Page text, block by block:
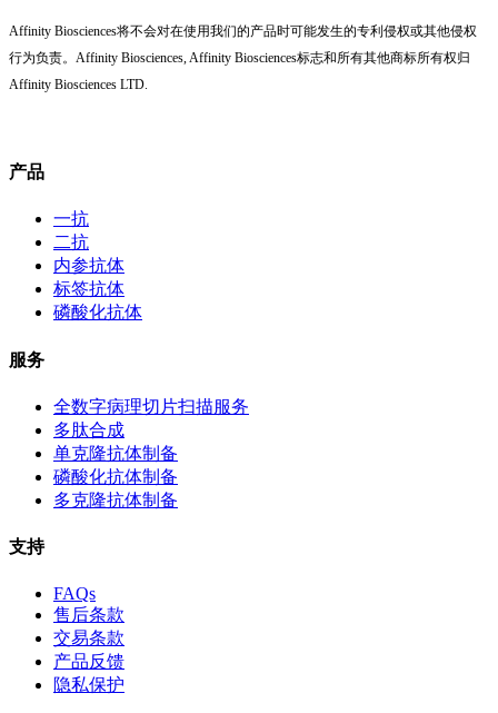
Affinity Biosciences将不会对在使用我们的产品时可能发生的专利侵权或其他侵权
行为负责。Affinity Biosciences, Affinity Biosciences标志和所有其他商标所有权归
Affinity Biosciences LTD.
产品
一抗
二抗
内参抗体
标签抗体
磷酸化抗体
服务
全数字病理切片扫描服务
多肽合成
单克隆抗体制备
磷酸化抗体制备
多克隆抗体制备
支持
FAQs
售后条款
交易条款
产品反馈
隐私保护